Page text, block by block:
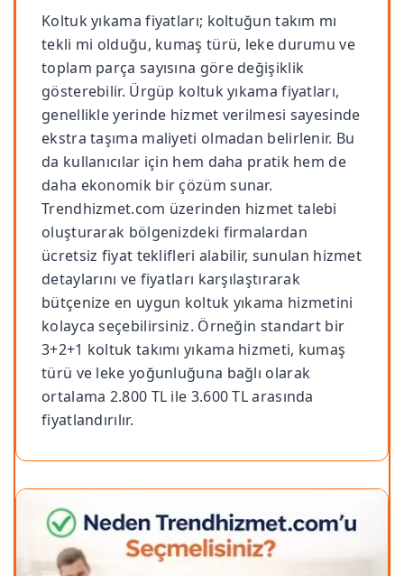
Koltuk yıkama fiyatları; koltuğun takım mı
tekli mi olduğu, kumaş türü, leke durumu ve
toplam parça sayısına göre değişiklik
gösterebilir. Ürgüp koltuk yıkama fiyatları,
genellikle yerinde hizmet verilmesi sayesinde
ekstra taşıma maliyeti olmadan belirlenir. Bu
da kullanıcılar için hem daha pratik hem de
daha ekonomik bir çözüm sunar.
Trendhizmet.com üzerinden hizmet talebi
oluşturarak bölgenizdeki firmalardan
ücretsiz fiyat teklifleri alabilir, sunulan hizmet
detaylarını ve fiyatları karşılaştırarak
bütçenize en uygun koltuk yıkama hizmetini
kolayca seçebilirsiniz. Örneğin standart bir
3+2+1 koltuk takımı yıkama hizmeti, kumaş
türü ve leke yoğunluğuna bağlı olarak
ortalama 2.800 TL ile 3.600 TL arasında
fiyatlandırılır.